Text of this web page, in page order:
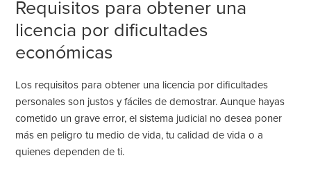
Requisitos para obtener una
licencia por dificultades
económicas
Los requisitos para obtener una licencia por dificultades
personales son justos y fáciles de demostrar. Aunque hayas
cometido un grave error, el sistema judicial no desea poner
más en peligro tu medio de vida, tu calidad de vida o a
quienes dependen de ti.